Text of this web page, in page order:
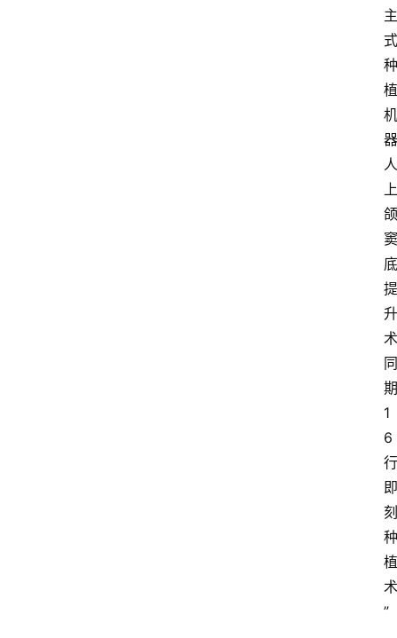
主
式
种
植
机
器
人
上
颌
窦
底
提
升
术
同
期
1
6
行
即
刻
种
植
术
”